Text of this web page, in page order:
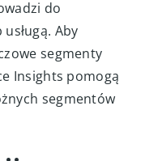
do
Aby
segmenty